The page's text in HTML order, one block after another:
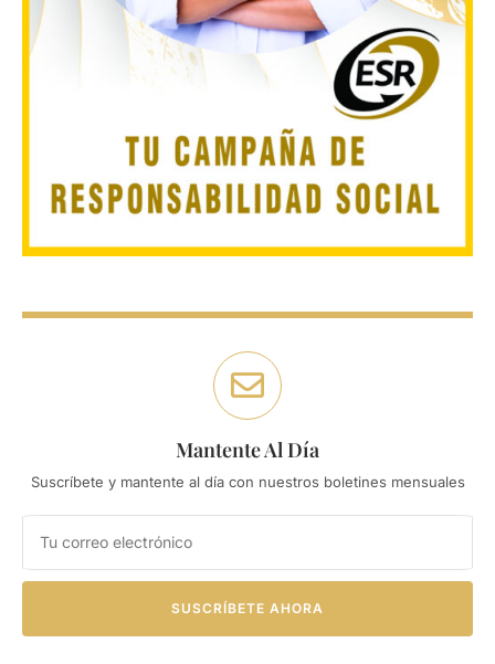
Mantente Al Día
Suscríbete y mantente al día con nuestros boletines mensuales
SUSCRÍBETE AHORA